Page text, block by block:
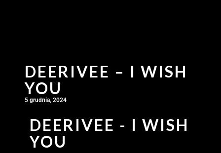
DEERIVEE – I WISH
YOU
5 grudnia, 2024
DEERIVEE - I WISH
YOU